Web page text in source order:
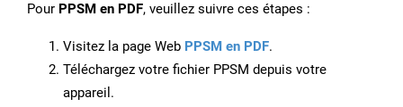
Pour PPSM en PDF, veuillez suivre ces étapes :
Visitez la page Web PPSM en PDF.
Téléchargez votre fichier PPSM depuis votre
appareil.